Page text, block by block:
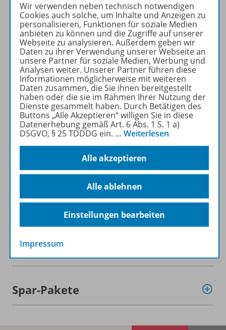
Ihr Wegweiser zu den
wichtigsten Seiten von PRAXIS
GEOGRAPHIE:
zu den Abo-Angeboten
zum Zeitschriftenkiosk
zum Online-Archiv
Mehr zur Zeitschrift
Informationen
Beschreibung
Weitere Inhalte der Ausgabe
Spar-Pakete
Wir verwenden neben technisch notwendigen
Cookies auch solche, um Inhalte und Anzeigen zu
personalisieren, Funktionen für soziale Medien
anbieten zu können und die Zugriffe auf unserer
Webseite zu analysieren. Außerdem geben wir
Daten zu ihrer Verwendung unserer Webseite an
unsere Partner für soziale Medien, Werbung und
Analysen weiter. Unserer Partner führen diese
Informationen möglicherweise mit weiteren
Daten zusammen, die Sie ihnen bereitgestellt
haben oder die sie im Rahmen Ihrer Nutzung der
Dienste gesammelt haben. Durch Betätigen des
Buttons „Alle Akzeptieren“ willigen Sie in diese
Datenerhebung gemäß Art. 6 Abs. 1 S. 1 a)
DSGVO, § 25 TDDDG ein. … Weiterlesen
Alle akzeptieren
Alle ablehnen
Einstellungen bearbeiten
Impressum